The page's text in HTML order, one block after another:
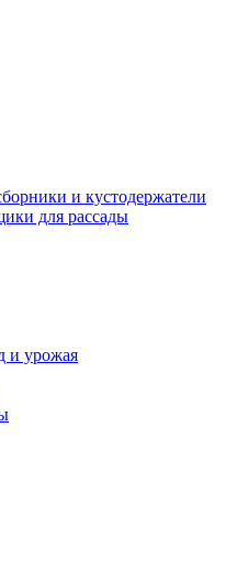
и кустодержатели
для рассады
и урожая